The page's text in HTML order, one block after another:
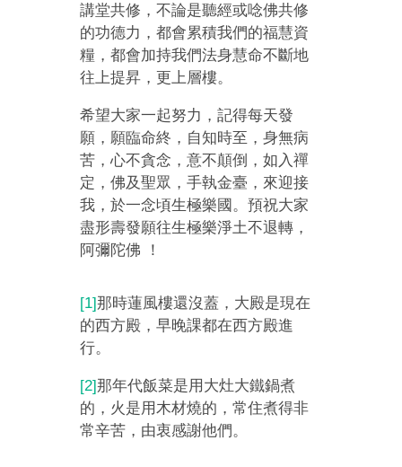
講堂共修，不論是聽經或唸佛共修
的功德力，都會累積我們的福慧資
糧，都會加持我們法身慧命不斷地
往上提昇，更上層樓。
希望大家一起努力，記得每天發
願，願臨命終，自知時至，身無病
苦，心不貪念，意不顛倒，如入禪
定，佛及聖眾，手執金臺，來迎接
我，於一念頃生極樂國。預祝大家
盡形壽發願往生極樂淨土不退轉，
阿彌陀佛 ！
[1]那時蓮風樓還沒蓋，大殿是現在
的西方殿，早晚課都在西方殿進
行。
[2]那年代飯菜是用大灶大鐵鍋煮
的，火是用木材燒的，常住煮得非
常辛苦，由衷感謝他們。